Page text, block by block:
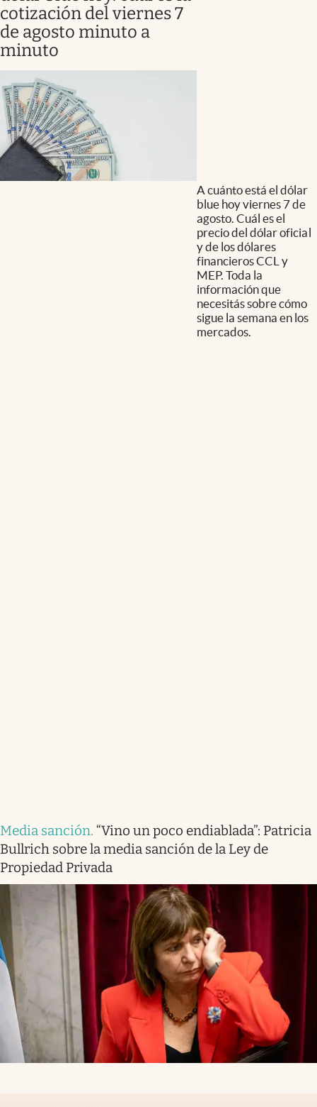
cotización del viernes 7
de agosto minuto a
minuto
A cuánto está el dólar
blue hoy viernes 7 de
agosto. Cuál es el
precio del dólar oficial
y de los dólares
financieros CCL y
MEP. Toda la
información que
necesitás sobre cómo
sigue la semana en los
mercados.
Media sanción. “Vino un poco endiablada”: Patricia
Bullrich sobre la media sanción de la Ley de
Propiedad Privada